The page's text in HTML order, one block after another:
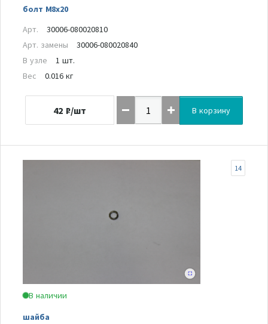
болт M8x20
Арт.
30006-080020810
Арт. замены
30006-080020840
В узле
1 шт.
Вес
0.016 кг
42 ₽/шт В корзину
В наличии
шайба
14